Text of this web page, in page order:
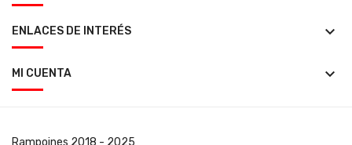
ENLACES DE INTERÉS keyboard_arrow_down
MI CUENTA keyboard_arrow_down
Rampoines 2018 - 2025